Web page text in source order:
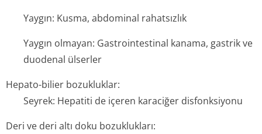
Yaygın: Kusma, abdominal rahatsızlık
Yaygın olmayan: Gastrointestinal kanama, gastrik ve
duodenal ülserler
Hepato-bilier bozukluklar:
Seyrek: Hepatiti de içeren karaciğer disfonksiyonu
Deri ve deri altı doku bozuklukları: